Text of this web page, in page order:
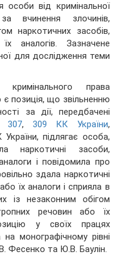
особи від кримінальної
вчинення злочинів,
наркотичних засобів,
аналогів. Зазначене
для дослідження теми
права
позиція, що звільненню
за дії, передбачені
307, 309 КК України,
підлягає особа,
наркотичні засоби,
і повідомила про
здала наркотичні
їх аналоги і сприяла в
із незаконним обігом
речовин або їх
у своїх працях
монографічному рівні
Фесенко та Ю.В. Баулін.